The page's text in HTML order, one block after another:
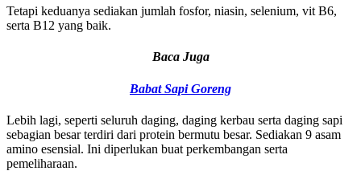
Tetapi keduanya sediakan jumlah fosfor, niasin, selenium, vit B6,
serta B12 yang baik.
Baca Juga
Babat Sapi Goreng
Lebih lagi, seperti seluruh daging, daging kerbau serta daging sapi
sebagian besar terdiri dari protein bermutu besar. Sediakan 9 asam
amino esensial. Ini diperlukan buat perkembangan serta
pemeliharaan.